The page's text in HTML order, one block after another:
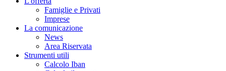
Famiglie e Privati
Imprese
La comunicazione
News
Area Riservata
Strumenti utili
Calcolo Iban